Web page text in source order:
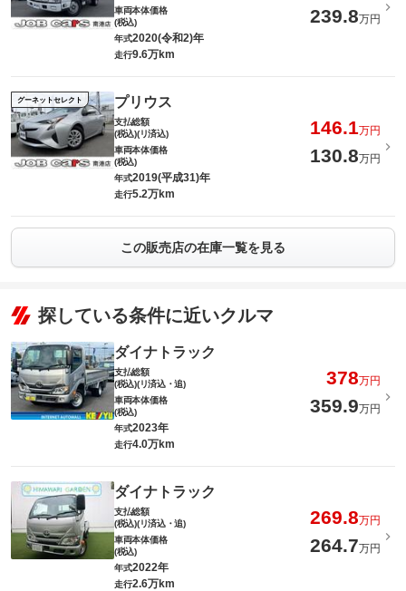
車両本体価格
(税込)
239.8万円
年式2020(令和2)年
走行9.6万km
グーネットセレクト プリウス
支払総額
(税込)(リ済込)
146.1万円
車両本体価格
(税込)
130.8万円
年式2019(平成31)年
走行5.2万km
この販売店の在庫一覧を見る
探している条件に近いクルマ
ダイナトラック
支払総額
(税込)(リ済込・追)
378万円
車両本体価格
(税込)
359.9万円
年式2023年
走行4.0万km
ダイナトラック
支払総額
(税込)(リ済込・追)
269.8万円
車両本体価格
(税込)
264.7万円
年式2022年
走行2.6万km